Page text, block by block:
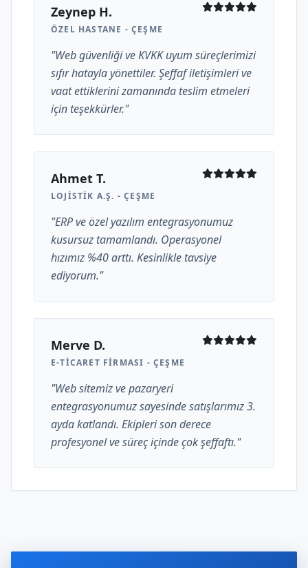
Zeynep H.
ÖZEL HASTANE - ÇEŞME
"Web güvenliği ve KVKK uyum süreçlerimizi
sıfır hatayla yönettiler. Şeffaf iletişimleri ve
vaat ettiklerini zamanında teslim etmeleri
için teşekkürler."
Ahmet T.
LOJISTIK A.Ş. - ÇEŞME
"ERP ve özel yazılım entegrasyonumuz
kusursuz tamamlandı. Operasyonel
hızımız %40 arttı. Kesinlikle tavsiye
ediyorum."
Merve D.
E-TICARET FIRMASI - ÇEŞME
"Web sitemiz ve pazaryeri
entegrasyonumuz sayesinde satışlarımız 3.
ayda katlandı. Ekipleri son derece
profesyonel ve süreç içinde çok şeffaftı."